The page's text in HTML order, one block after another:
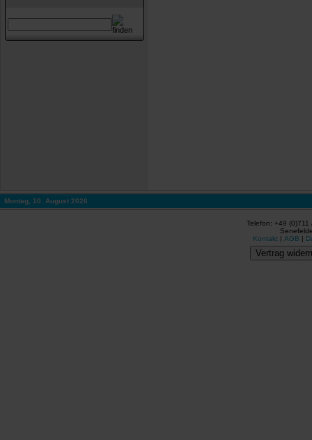
Montag, 10. August 2026
Telefon: +49
Kontakt | AGB |
Vertrag